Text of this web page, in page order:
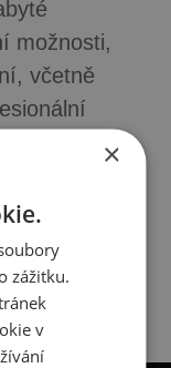
možnosti,
včetně
×
zážitku.
v